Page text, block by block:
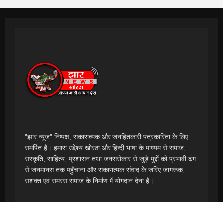
"झार न्यूज" निष्पक्ष, सकारात्मक और जनहितकारी पत्रकारिता के लिए
समर्पित है। हमारा उद्देश्य खोरठा और हिन्दी भाषा के माध्यम से समाज,
संस्कृति, साहित्य, प्रशासन तथा जनसरोकार से जुड़े मुद्दों को प्रभावी ढंग
से जनमानस तक पहुँचाना और सकारात्मक संवाद के जरिए जागरूक,
सशक्त एवं समरस समाज के निर्माण में योगदान देना है।